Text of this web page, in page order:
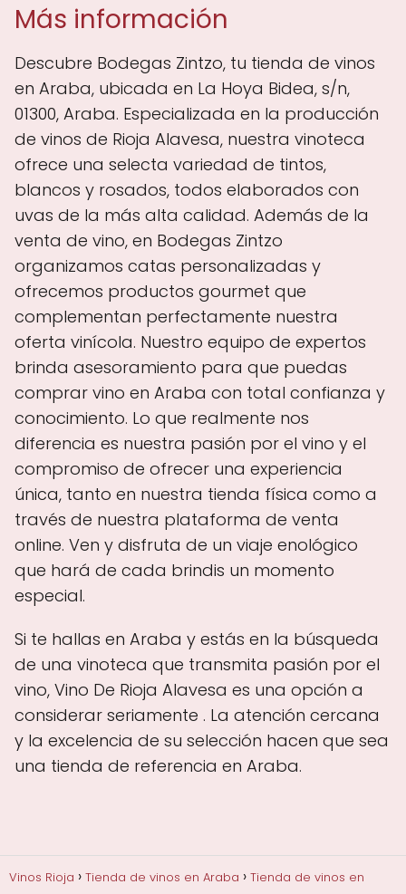
Más información
Descubre Bodegas Zintzo, tu tienda de vinos
en Araba, ubicada en La Hoya Bidea, s/n,
01300, Araba. Especializada en la producción
de vinos de Rioja Alavesa, nuestra vinoteca
ofrece una selecta variedad de tintos,
blancos y rosados, todos elaborados con
uvas de la más alta calidad. Además de la
venta de vino, en Bodegas Zintzo
organizamos catas personalizadas y
ofrecemos productos gourmet que
complementan perfectamente nuestra
oferta vinícola. Nuestro equipo de expertos
brinda asesoramiento para que puedas
comprar vino en Araba con total confianza y
conocimiento. Lo que realmente nos
diferencia es nuestra pasión por el vino y el
compromiso de ofrecer una experiencia
única, tanto en nuestra tienda física como a
través de nuestra plataforma de venta
online. Ven y disfruta de un viaje enológico
que hará de cada brindis un momento
especial.
Si te hallas en Araba y estás en la búsqueda
de una vinoteca que transmita pasión por el
vino, Vino De Rioja Alavesa es una opción a
considerar seriamente . La atención cercana
y la excelencia de su selección hacen que sea
una tienda de referencia en Araba.
Vinos Rioja Tienda de vinos en Araba
Tienda de vinos en